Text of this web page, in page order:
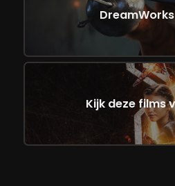
Kijk deze films